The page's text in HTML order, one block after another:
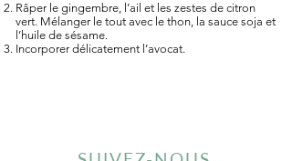
Râper le gingembre, l’ail et les zestes de citron
vert. Mélanger le tout avec le thon, la sauce soja et
l’huile de sésame.
Incorporer délicatement l’avocat.